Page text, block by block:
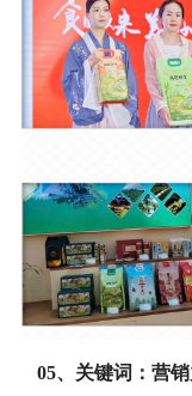
05、关键词：营